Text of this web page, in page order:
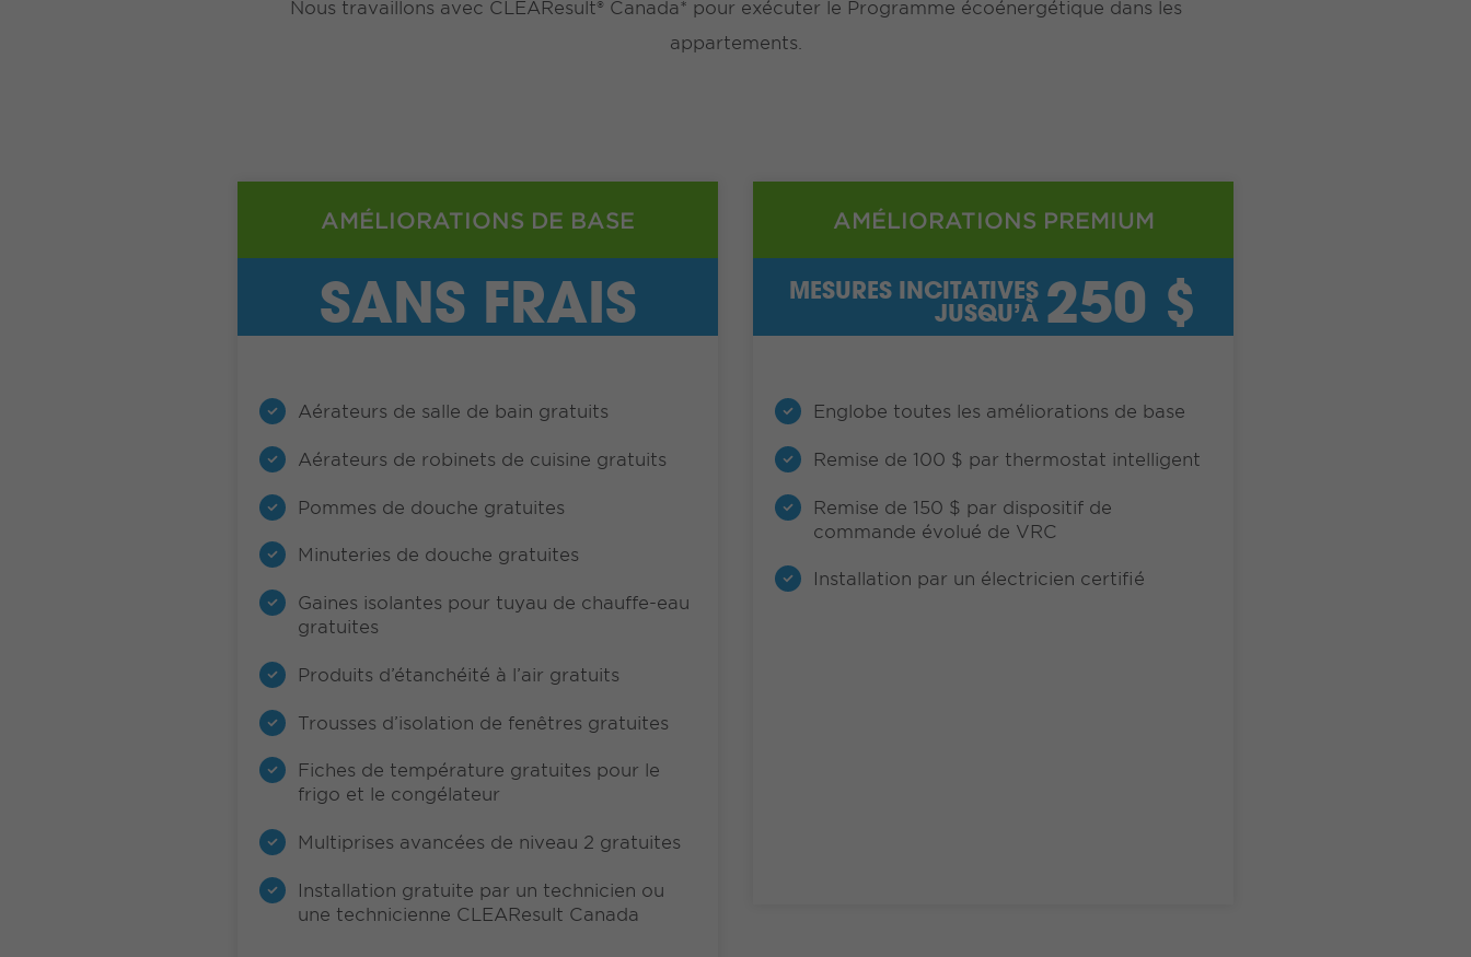
Nous travaillons avec CLEAResult® Canada* pour exécuter le Programme écoénergétique dans les
appartements.
AMÉLIORATIONS DE BASE
SANS FRAIS
Aérateurs de salle de bain gratuits
Aérateurs de robinets de cuisine gratuits
Pommes de douche gratuites
Minuteries de douche gratuites
Gaines isolantes pour tuyau de chauffe-eau
gratuites
Produits d’étanchéité à l’air gratuits
Trousses d’isolation de fenêtres gratuites
Fiches de température gratuites pour le
frigo et le congélateur
Multiprises avancées de niveau 2 gratuites
Installation gratuite par un technicien ou
une technicienne CLEAResult Canada
AMÉLIORATIONS PREMIUM
MESURES INCITATIVES
JUSQU’À 250 $
Englobe toutes les améliorations de base
Remise de 100 $ par thermostat intelligent
Remise de 150 $ par dispositif de
commande évolué de VRC
Installation par un électricien certifié